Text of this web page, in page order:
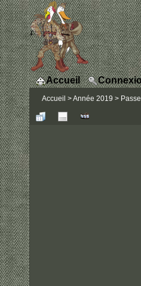
Accueil
Accueil >Année 2019 >